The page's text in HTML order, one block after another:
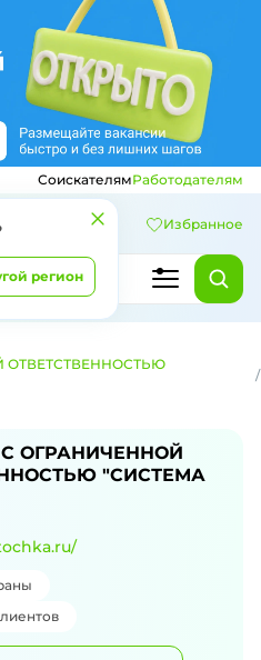
регион
СоискателямРаботодателям
Избранное
ОБЩЕСТВО С
ОГРАНИЧЕННОЙ
"СИСТЕМА